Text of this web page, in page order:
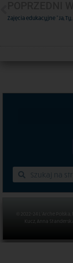
Zajęcia edukacyjne “Ja, Ty,
© 2022-24 L’Arche
Kucz, Anna